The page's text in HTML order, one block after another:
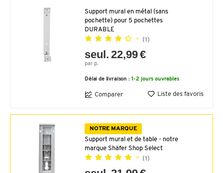
Support mural en métal (sans
pochette) pour 5 pochettes
DURABLE
(1)
seul. 22,99 €
par p.
Délai de livraison : 1-2 jours ouvrables
Comparer Liste des favoris
NOTRE MARQUE
Support mural et de table - notre
marque Shäfer Shop Select
(1)